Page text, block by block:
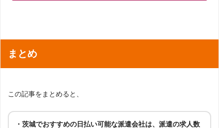
まとめ
この記事をまとめると、
・茨城でおすすめの日払い可能な派遣会社は、派遣の求人数